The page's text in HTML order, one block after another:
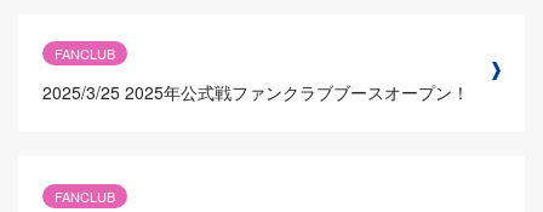
FANCLUB
2025/3/25 2025年公式戦ファンクラブブースオープン！
FANCLUB